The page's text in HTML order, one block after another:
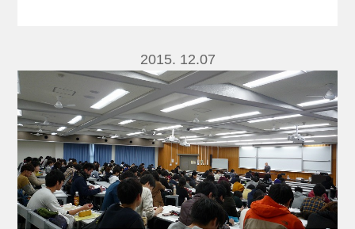
2015. 12.07